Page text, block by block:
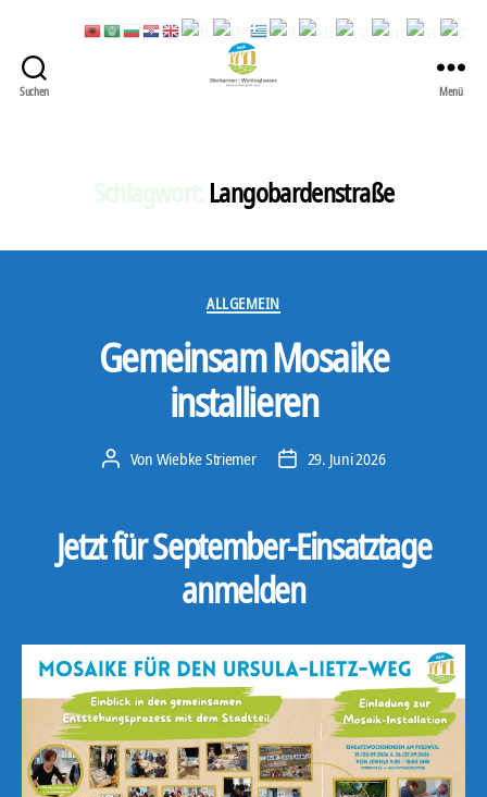
Suchen
Stadt
Menü
Langobardenstraße
Kategorien
ALLGEMEIN
Gemeinsam Mosaike
installieren
Beitragsautor
Von Wiebke Striemer Veröffentlichungsdatum
29. Juni 2026
Jetzt für September-Einsatztage
anmelden